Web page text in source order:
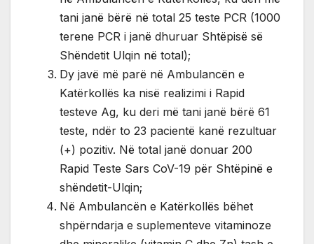
tani janë bërë në total 25 teste PCR (1000
terene PCR i janë dhuruar Shtëpisë së
Shëndetit Ulqin në total);
Dy javë më parë në Ambulancën e
Katërkollës ka nisë realizimi i Rapid
testeve Ag, ku deri më tani janë bërë 61
teste, ndër to 23 pacientë kanë rezultuar
(+) pozitiv. Në total janë donuar 200
Rapid Teste Sars CoV-19 për Shtëpinë e
shëndetit-Ulqin;
Në Ambulancën e Katërkollës bëhet
shpërndarja e suplementeve vitaminoze